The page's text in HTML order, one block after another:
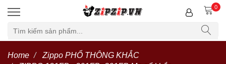
0
Home
Zippo PHỔ THÔNG KHẮC